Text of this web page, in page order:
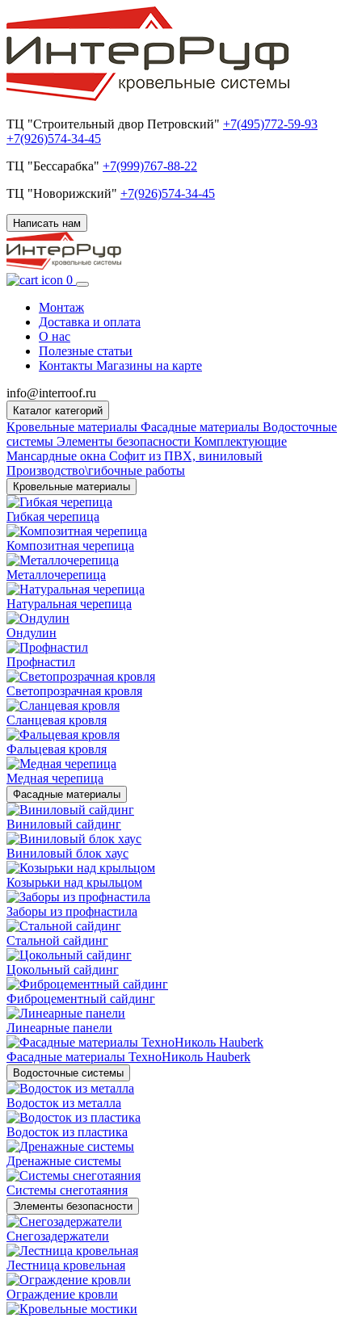
ТЦ "Строительный двор Петровский" +7(495)772-59-93
+7(926)574-34-45
ТЦ "Бессарабка" +7(999)767-88-22
ТЦ "Новорижский" +7(926)574-34-45
Написать нам
0
Монтаж
Доставка и оплата
О нас
Полезные статьи
Контакты Магазины на карте
info@interroof.ru
Каталог категорий
Кровельные материалы Фасадные материалы Водосточные
системы Элементы безопасности Комплектующие
Мансардные окна Софит из ПВХ, виниловый
Производство\гибочные работы
Кровельные материалы
Гибкая черепица
Композитная черепица
Металлочерепица
Натуральная черепица
Ондулин
Профнастил
Светопрозрачная кровля
Сланцевая кровля
Фальцевая кровля
Медная черепица
Фасадные материалы
Виниловый сайдинг
Виниловый блок хаус
Козырьки над крыльцом
Заборы из профнастила
Стальной сайдинг
Цокольный сайдинг
Фиброцементный сайдинг
Линеарные панели
Фасадные материалы ТехноНиколь Hauberk
Водосточные системы
Водосток из металла
Водосток из пластика
Дренажные системы
Системы снеготаяния
Элементы безопасности
Снегозадержатели
Лестница кровельная
Ограждение кровли